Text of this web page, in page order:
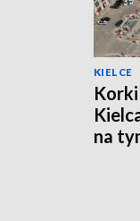
KIELCE
na